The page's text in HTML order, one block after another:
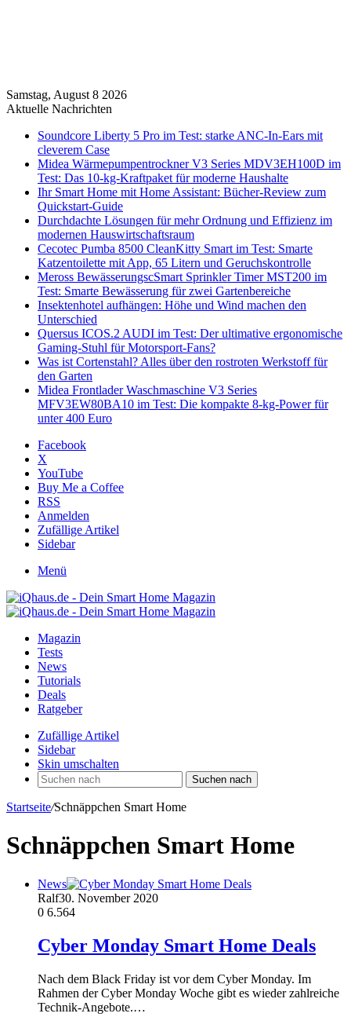
Samstag, August 8 2026
Aktuelle Nachrichten
Soundcore Liberty 5 Pro im Test: starke ANC-In-Ears mit
cleverem Case
Midea Wärmepumpentrockner V3 Series MDV3EH100D im
Test: Das 10-kg-Kraftpaket für moderne Haushalte
Ihr Smart Home mit Home Assistant: Bücher-Review zum
Quickstart-Guide
Durchdachte Lösungen für mehr Ordnung und Effizienz im
modernen Hauswirtschaftsraum
Cecotec Pumba 8500 CleanKitty Smart im Test: Smarte
Katzentoilette mit App, 65 Litern und Geruchskontrolle
Meross BewässerungscSmart Sprinkler Timer MST200 im
Test: Smarte Bewässerung für zwei Gartenbereiche
Insektenhotel aufhängen: Höhe und Wind machen den
Unterschied
Quersus ICOS.2 AUDI im Test: Der ultimative ergonomische
Gaming-Stuhl für Motorsport-Fans?
Was ist Cortenstahl? Alles über den rostroten Werkstoff für
den Garten
Midea Frontlader Waschmaschine V3 Series
MFV3EW80BA10 im Test: Die kompakte 8-kg-Power für
unter 400 Euro
Facebook
X
YouTube
Buy Me a Coffee
RSS
Anmelden
Zufällige Artikel
Sidebar
Menü
Magazin
Tests
News
Tutorials
Deals
Ratgeber
Zufällige Artikel
Sidebar
Skin umschalten
Suchen nach
Startseite/Schnäppchen Smart Home
Schnäppchen Smart Home
News
Ralf30. November 2020
0 6.564
Cyber Monday Smart Home Deals
Nach dem Black Friday ist vor dem Cyber Monday. Im
Rahmen der Cyber Monday Woche gibt es wieder zahlreiche
Technik-Angebote.…